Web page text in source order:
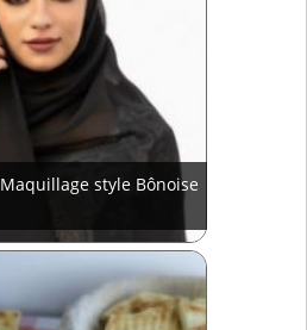
Maquillage style Bônoise